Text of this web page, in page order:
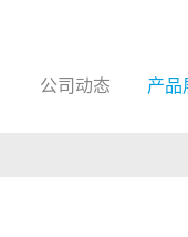
公司动态 产品